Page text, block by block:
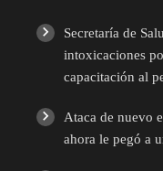
Secretaría de
intoxicaciones
capacitación al
Ataca de nuevo
ahora le pegó a